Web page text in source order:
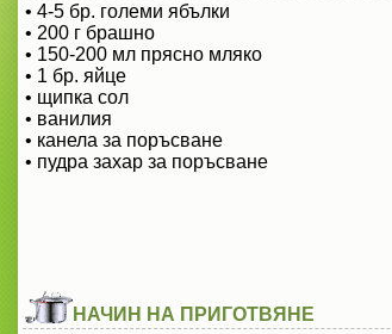
• 4-5 бр. големи ябълки
• 200 г брашно
• 150-200 мл прясно мляко
• 1 бр. яйце
• щипка сол
• ванилия
• канела за поръсване
• пудра захар за поръсване
НАЧИН НА ПРИГОТВЯНЕ